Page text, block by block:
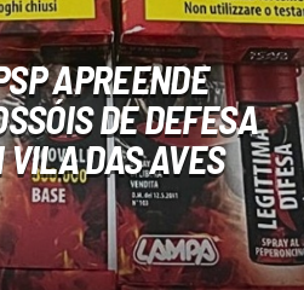
APREENDE
DE DEFESA
VILA DAS AVES